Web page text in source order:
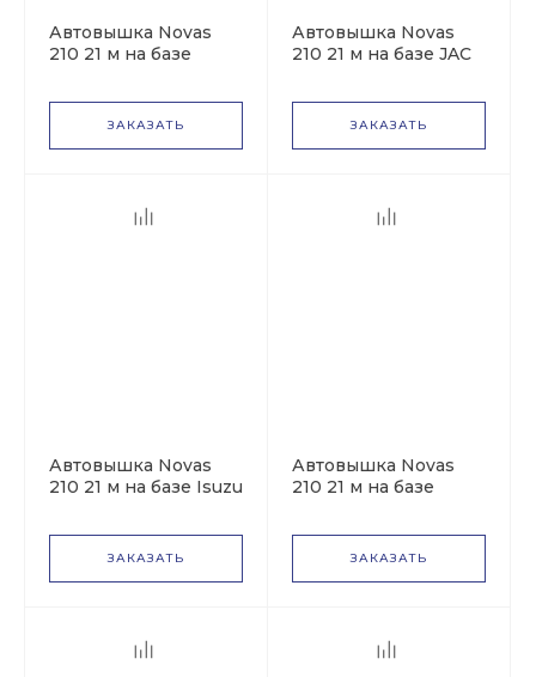
Автовышка Novas
210 21 м на базе
ЗАКАЗАТЬ
Автовышка Novas
210 21 м на базе JAC
ЗАКАЗАТЬ
Автовышка Novas
210 21 м на базе Isuzu
ЗАКАЗАТЬ
Автовышка Novas
210 21 м на базе
C42R33
ЗАКАЗАТЬ